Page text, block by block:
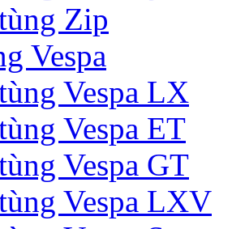
Zip
Vespa
Vespa LX
Vespa ET
Vespa GT
Vespa LXV